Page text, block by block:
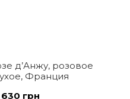
д’Анжу, розовое
Франция
630 грн